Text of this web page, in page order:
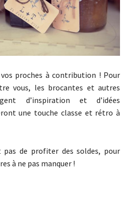
proches à contribution ! Pour
vous, les brocantes et autres
d’inspiration et d’idées
une touche classe et rétro à
pas de profiter des soldes, pour
à ne pas manquer !